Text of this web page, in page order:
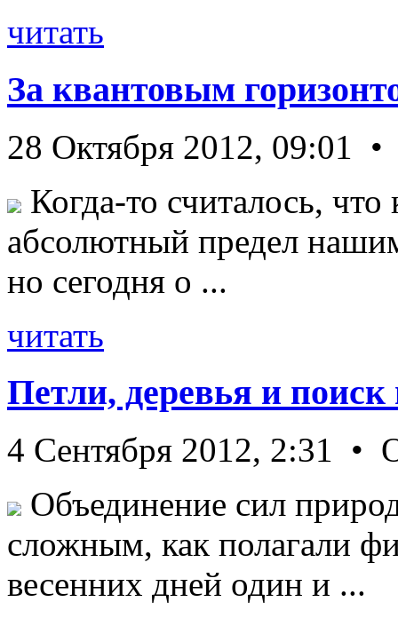
читать
За квантовым
28 Октября 2012, 09:01
Когда-то считалось, что
абсолютный предел
но сегодня о ...
читать
Петли, деревья и
4 Сентября 2012, 2:31 •
Объединение сил
сложным, как полагали
весенних дней один и ...